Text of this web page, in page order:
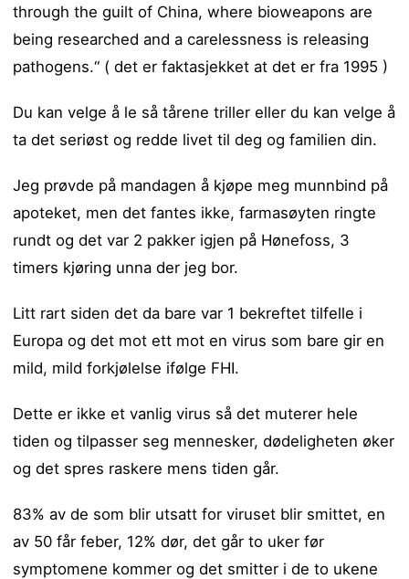
through the guilt of China, where bioweapons are
being researched and a carelessness is releasing
pathogens.“ ( det er faktasjekket at det er fra 1995 )
Du kan velge å le så tårene triller eller du kan velge å
ta det seriøst og redde livet til deg og familien din.
Jeg prøvde på mandagen å kjøpe meg munnbind på
apoteket, men det fantes ikke, farmasøyten ringte
rundt og det var 2 pakker igjen på Hønefoss, 3
timers kjøring unna der jeg bor.
Litt rart siden det da bare var 1 bekreftet tilfelle i
Europa og det mot ett mot en virus som bare gir en
mild, mild forkjølelse ifølge FHI.
Dette er ikke et vanlig virus så det muterer hele
tiden og tilpasser seg mennesker, dødeligheten øker
og det spres raskere mens tiden går.
83% av de som blir utsatt for viruset blir smittet, en
av 50 får feber, 12% dør, det går to uker før
symptomene kommer og det smitter i de to ukene